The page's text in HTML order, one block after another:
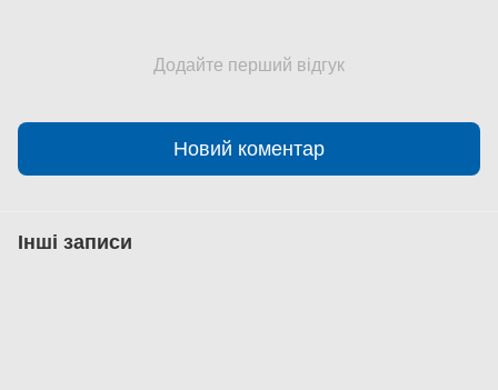
Додайте перший відгук
Новий коментар
Інші записи